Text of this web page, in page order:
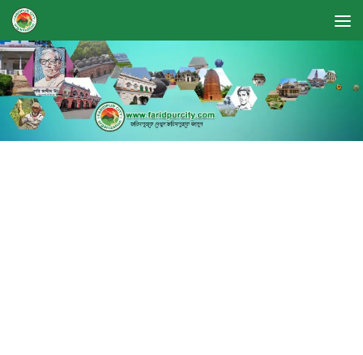
Skip to content